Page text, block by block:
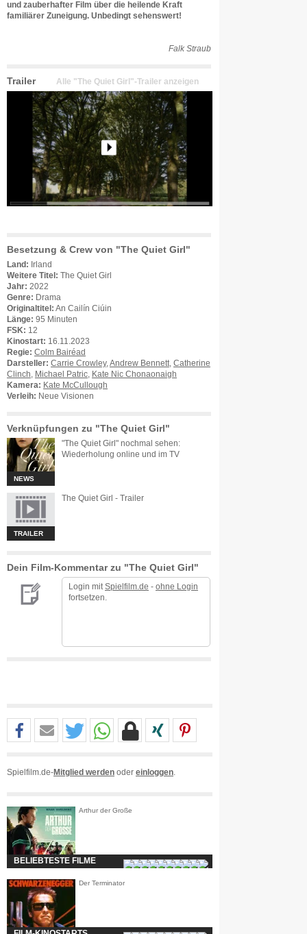
und zauberhafter Film über die heilende Kraft
familiärer Zuneigung. Unbedingt sehenswert!
Falk Straub
Trailer Alle "The Quiet Girl"-Trailer anzeigen
Besetzung & Crew von "The Quiet Girl"
Land: Irland
Weitere Titel: The Quiet Girl
Jahr: 2022
Genre: Drama
Originaltitel: An Cailín Ciúin
Länge: 95 Minuten
FSK: 12
Kinostart: 16.11.2023
Regie: Colm Bairéad
Darsteller: Carrie Crowley, Andrew Bennett Catherine
Clinch
Michael Patric
Kate Nic Chonaonaigh
Kamera: Kate McCullough
Verleih: Neue Visionen
Verknüpfungen zu "The Quiet Girl"
NEWS
"The Quiet Girl" nochmal sehen:
Wiederholung online und im TV
TRAILER
The Quiet Girl - Trailer
Dein Film-Kommentar zu "The Quiet Girl"
Login mit Spielfilm.de - ohne Login
fortsetzen.
Spielfilm.de-Mitglied werden oder einloggen
Arthur der Große
BELIEBTESTE FILME
Der Terminator